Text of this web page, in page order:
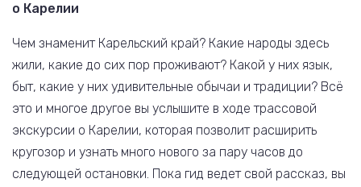
о Карелии
Чем знаменит Карельский край? Какие народы здесь
жили, какие до сих пор проживают? Какой у них язык,
быт, какие у них удивительные обычаи и традиции? Всё
это и многое другое вы услышите в ходе трассовой
экскурсии о Карелии, которая позволит расширить
кругозор и узнать много нового за пару часов до
следующей остановки. Пока гид ведет свой рассказ, вы